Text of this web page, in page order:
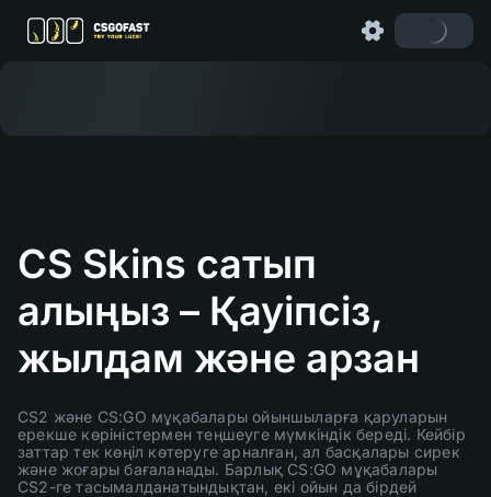
CS Skins сатып
алыңыз – Қауіпсіз,
жылдам және арзан
CS2 және CS:GO мұқабалары ойыншыларға қаруларын
ерекше көріністермен теңшеуге мүмкіндік береді. Кейбір
заттар тек көңіл көтеруге арналған, ал басқалары сирек
және жоғары бағаланады. Барлық CS:GO мұқабалары
CS2-ге тасымалданатындықтан, екі ойын да бірдей